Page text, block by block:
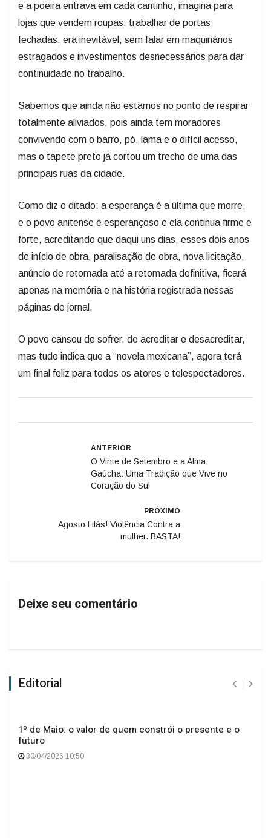
e a poeira entrava em cada cantinho, imagina para
lojas que vendem roupas, trabalhar de portas
fechadas, era inevitável, sem falar em maquinários
estragados e investimentos desnecessários para dar
continuidade no trabalho.
Sabemos que ainda não estamos no ponto de respirar
totalmente aliviados, pois ainda tem moradores
convivendo com o barro, pó, lama e o difícil acesso,
mas o tapete preto já cortou um trecho de uma das
principais ruas da cidade.
Como diz o ditado: a esperança é a última que morre,
e o povo anitense é esperançoso e ela continua firme e
forte, acreditando que daqui uns dias, esses dois anos
de início de obra, paralisação de obra, nova licitação,
anúncio de retomada até a retomada definitiva, ficará
apenas na memória e na história registrada nessas
páginas de jornal.
O povo cansou de sofrer, de acreditar e desacreditar,
mas tudo indica que a “novela mexicana”, agora terá
um final feliz para todos os atores e telespectadores.
ANTERIOR
O Vinte de Setembro e a Alma
Gaúcha: Uma Tradição que Vive no
Coração do Sul
PRÓXIMO
Agosto Lilás! Violência Contra a
mulher. BASTA!
Deixe seu comentário
Editorial
1º de Maio: o valor de quem constrói o presente e o
futuro
30/04/2026 10:50